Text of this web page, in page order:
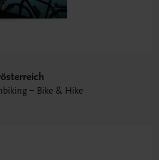
– Bike & Hike